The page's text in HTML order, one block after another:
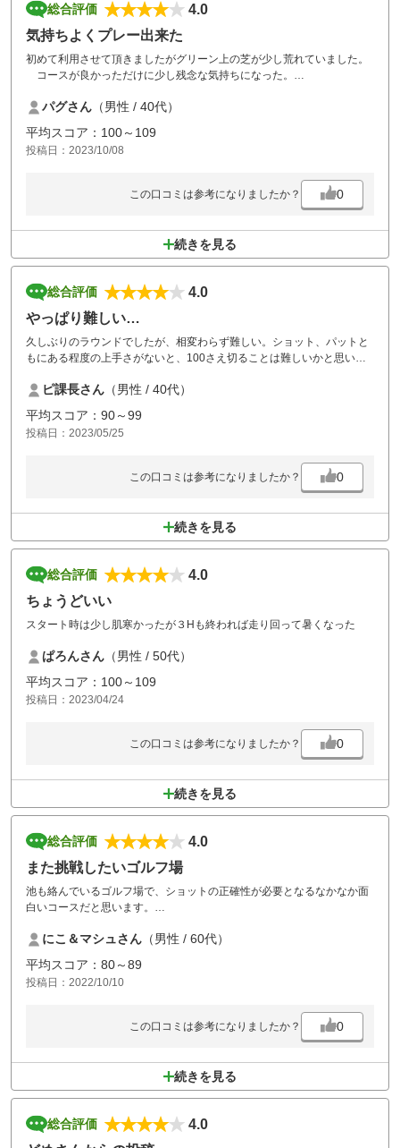
総合評価
4.0
気持ちよくプレー出来た
初めて利用させて頂きましたがグリーン上の芝が少し荒れていました。
コースが良かっただけに少し残念な気持ちになった。
パグさん （男性 / 40代）
平均スコア：100～109
投稿日：2023/10/08
この口コミは参考になりましたか？ 0
続きを見る
総合評価
4.0
やっぱり難しい…
久しぶりのラウンドでしたが、相変わらず難しい。ショット、パットと
もにある程度の上手さがないと、100さえ切ることは難しいかと思いま
前進4打は、かなり前進しますが、そうでもしないと進行に支障が生じ
るのでしょう…
ピ課長さん （男性 / 40代）
平均スコア：90～99
投稿日：2023/05/25
この口コミは参考になりましたか？ 0
続きを見る
総合評価
4.0
ちょうどいい
スタート時は少し肌寒かったが３Hも終われば走り回って暑くなった
ぱろんさん （男性 / 50代）
平均スコア：100～109
投稿日：2023/04/24
この口コミは参考になりましたか？ 0
続きを見る
総合評価
4.0
また挑戦したいゴルフ場
池も絡んでいるゴルフ場で、ショットの正確性が必要となるなかなか面
白いコースだと思います。
み物の自動販売機はありましたが茶屋がないのが少し残念でした。
しかし、コース的にはまた挑戦したいゴルフ場でです。
にこ＆マシュさん （男性 / 60代）
平均スコア：80～89
投稿日：2022/10/10
この口コミは参考になりましたか？ 0
続きを見る
総合評価
4.0